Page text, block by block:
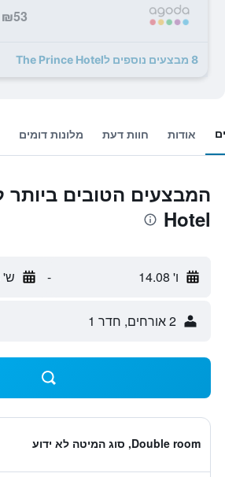
₪53
8 מבצעים נוספים לThe Prince Hotel
אודות חוות דעת מלונות דומים
Hotel
ו' 14.08 - ש' 15.08
2 אורחים, חדר 1
Double room, סוג המיטה לא ידוע